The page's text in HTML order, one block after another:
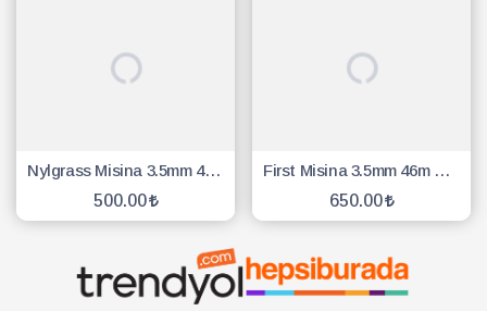
Nylgrass Misina 3.5mm 40 Mt 6 Köşe Sarı
500.00
First Misina 3.5mm 46m Beyaz 6 Köşe
650.00